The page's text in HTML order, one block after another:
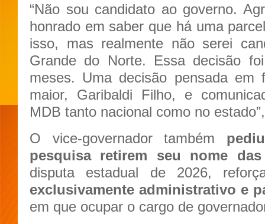
“Não sou candidato ao governo.
honrado em saber que há uma
isso, mas realmente não serei
Grande do Norte. Essa decisão
meses. Uma decisão pensada
maior, Garibaldi Filho, e
MDB tanto nacional como no
O vice-governador também
pesquisa retirem seu nome das
disputa estadual de 2026,
exclusivamente administrativo e
em que ocupar o cargo de